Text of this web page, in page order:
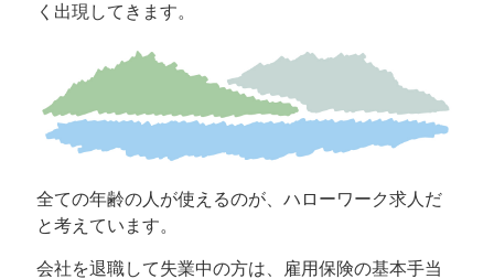
く出現してきます。
全ての年齢の人が使えるのが、ハローワーク求人だ
と考えています。
会社を退職して失業中の方は、雇用保険の基本手当